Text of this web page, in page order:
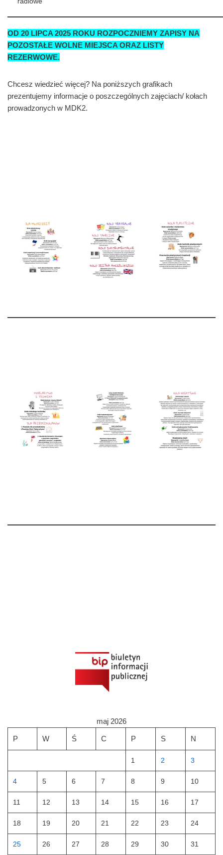
OD 20 LIPCA 2025 ROKU ROZPOCZNIEMY ZAPISY NA
POZOSTAŁE WOLNE MIEJSCA ORAZ LISTY
REZERWOWE.
Chcesz wiedzieć więcej? Na poniższych grafikach
prezentujemy informacje o poszczególnych zajęciach/ kołach
prowadzonych w MDK2.
maj 2026
P W Ś C P S N
1 2 3
4 5 6 7 8 9 10
11 12 13 14 15 16 17
18 19 20 21 22 23 24
25 26 27 28 29 30 31